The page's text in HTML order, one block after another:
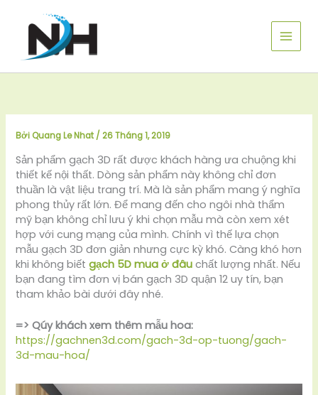
Bởi Quang Le Nhat /26 Tháng 1, 2019
Sản phẩm gạch 3D rất được khách hàng ưa chuộng khi
thiết kế nội thất. Dòng sản phẩm này không chỉ đơn
thuần là vật liệu trang trí. Mà là sản phẩm mang ý nghĩa
phong thủy rất lớn. Để mang đến cho ngôi nhà thẩm
mỹ bạn không chỉ lưu ý khi chọn mẫu mà còn xem xét
hợp với cung mạng của mình. Chính vì thế lựa chọn
mẫu gạch 3D đơn giản nhưng cực kỳ khó. Càng khó hơn
khi không biếtgạch 5D mua ở đâu chất lượng nhất. Nếu
bạn đang tìm đơn vị bán gạch 3D quận 12 uy tín, bạn
tham khảo bài dưới đây nhé.
=> Qúy khách xem thêm mẫu hoa:
https://gachnen3d.com/gach-3d-op-tuong/gach-
3d-mau-hoa/